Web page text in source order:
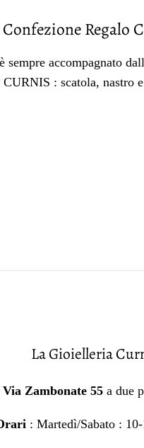
Confezione Regalo
sempre accompagnato
: scatola, nastro
La Gioielleria
Via Zambonate 55 a due
: Martedì/Sabato :